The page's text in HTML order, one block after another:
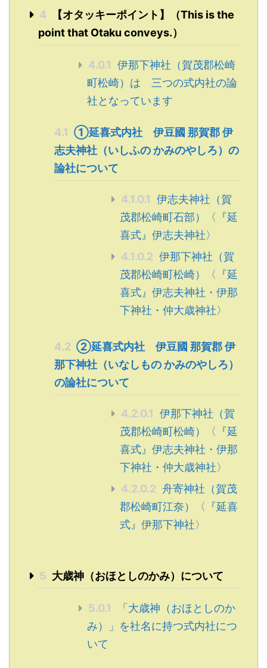
4
【オタッキーポイント】（This is the
point that Otaku conveys.）
4.0.1 伊那下神社（賀茂郡松崎
町松崎）は 三つの式内社の論
社となっています
4.1 ①延喜式内社 伊豆國 那賀郡 伊
志夫神社（いしふの かみのやしろ）の
論社について
4.1.0.1 伊志夫神社（賀
茂郡松崎町石部）〈『延
喜式』伊志夫神社〉
4.1.0.2 伊那下神社（賀
茂郡松崎町松崎）〈『延
喜式』伊志夫神社・伊那
下神社・仲大歳神社〉
4.2 ②延喜式内社 伊豆國 那賀郡 伊
那下神社（いなしもの かみのやしろ）
の論社について
4.2.0.1 伊那下神社（賀
茂郡松崎町松崎）〈『延
喜式』伊志夫神社・伊那
下神社・仲大歳神社〉
4.2.0.2 舟寄神社（賀茂
郡松崎町江奈）〈『延喜
式』伊那下神社〉
5 大歳神（おほとしのかみ）について
5.0.1
「大歳神（おほとしのか
み）」を社名に持つ式内社につ
いて